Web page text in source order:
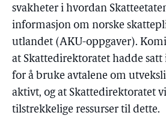
svakheter i hvordan
informasjon om norske
utlandet (AKU-oppgaver).
at Skattedirektoratet hadde
for å bruke avtalene om
aktivt, og at Skattedirektoratet
tilstrekkelige ressurser til dette.